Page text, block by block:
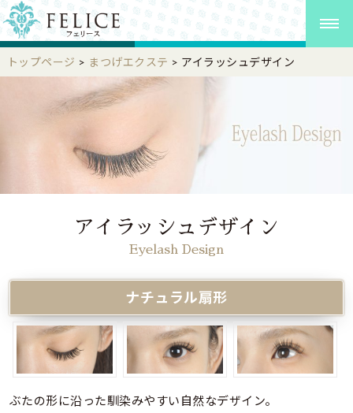
トップページ > まつげエクステ > アイラッシュデザイン
アイラッシュデザイン
Eyelash Design
ナチュラル扇形
ぶたの形に沿った馴染みやすい自然なデザイン。